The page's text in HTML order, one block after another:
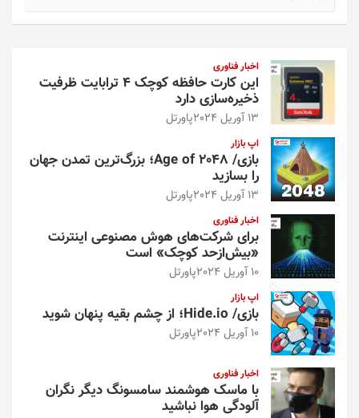
اخبار فناوری
این کارت حافظه کوچک ۴ ترابایت ظرفیت
ذخیره‌سازی دارد
13 آوریل 2024 پاورتل
اپ بازار
بازی/ Age of 2048؛ بزرگ‌ترین تمدن جهان
را بسازید
13 آوریل 2024 پاورتل
اخبار فناوری
برای شرکت‌های هوش مصنوعی اینترنت
«بیش‌از‌حد کوچک» است
10 آوریل 2024 پاورتل
اپ بازار
بازی/ Hide.io؛ از چشم بقیه پنهان شوید
10 آوریل 2024 پاورتل
اخبار فناوری
با ماسک هوشمند سامسونگ دیگر نگران
آلودگی هوا نباشید